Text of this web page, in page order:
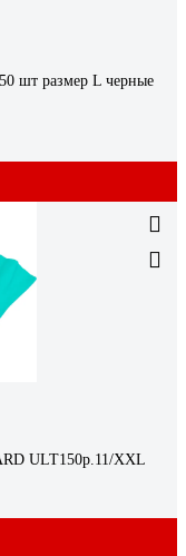
шт размер L черные
ULT150р.11/XXL